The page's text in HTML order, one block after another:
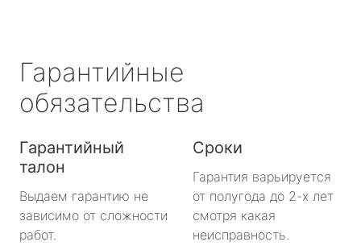
Гарантийные
обязательства
Гарантийный
талон
Выдаем гарантию не
зависимо от сложности
работ.
Сроки
Гарантия варьируется
от полугода до 2-х лет
смотря какая
неисправность.